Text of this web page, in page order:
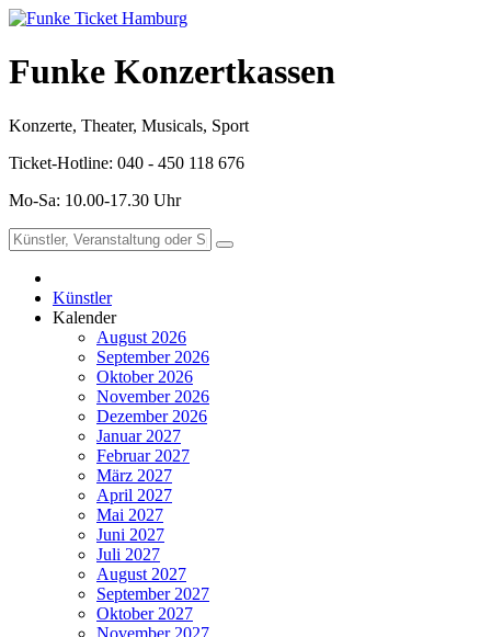
Funke Konzertkassen
Konzerte, Theater, Musicals, Sport
Ticket-Hotline: 040 - 450 118 676
Mo-Sa: 10.00-17.30 Uhr
Künstler
Kalender
August 2026
September 2026
Oktober 2026
November 2026
Dezember 2026
Januar 2027
Februar 2027
März 2027
April 2027
Mai 2027
Juni 2027
Juli 2027
August 2027
September 2027
Oktober 2027
November 2027